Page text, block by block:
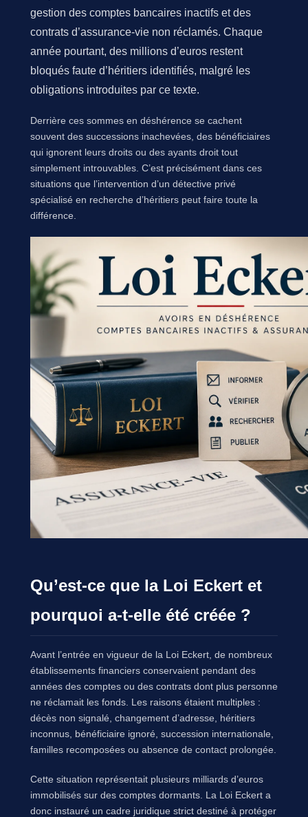
gestion des comptes bancaires inactifs et des
contrats d’assurance-vie non réclamés. Chaque
année pourtant, des millions d’euros restent
bloqués faute d’héritiers identifiés, malgré les
obligations introduites par ce texte.
Derrière ces sommes en déshérence se cachent
souvent des successions inachevées, des bénéficiaires
qui ignorent leurs droits ou des ayants droit tout
simplement introuvables. C’est précisément dans ces
situations que l’intervention d’un détective privé
spécialisé en recherche d’héritiers peut faire toute la
différence.
Qu’est-ce que la Loi Eckert et
pourquoi a-t-elle été créée ?
Avant l’entrée en vigueur de la Loi Eckert, de nombreux
établissements financiers conservaient pendant des
années des comptes ou des contrats dont plus personne
ne réclamait les fonds. Les raisons étaient multiples :
décès non signalé, changement d’adresse, héritiers
inconnus, bénéficiaire ignoré, succession internationale,
familles recomposées ou absence de contact prolongée.
Cette situation représentait plusieurs milliards d’euros
immobilisés sur des comptes dormants. La Loi Eckert a
donc instauré un cadre juridique strict destiné à protéger